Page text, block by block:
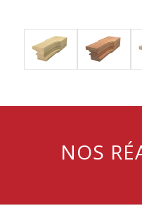
NOS